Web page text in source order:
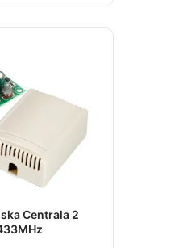
Centrala 2